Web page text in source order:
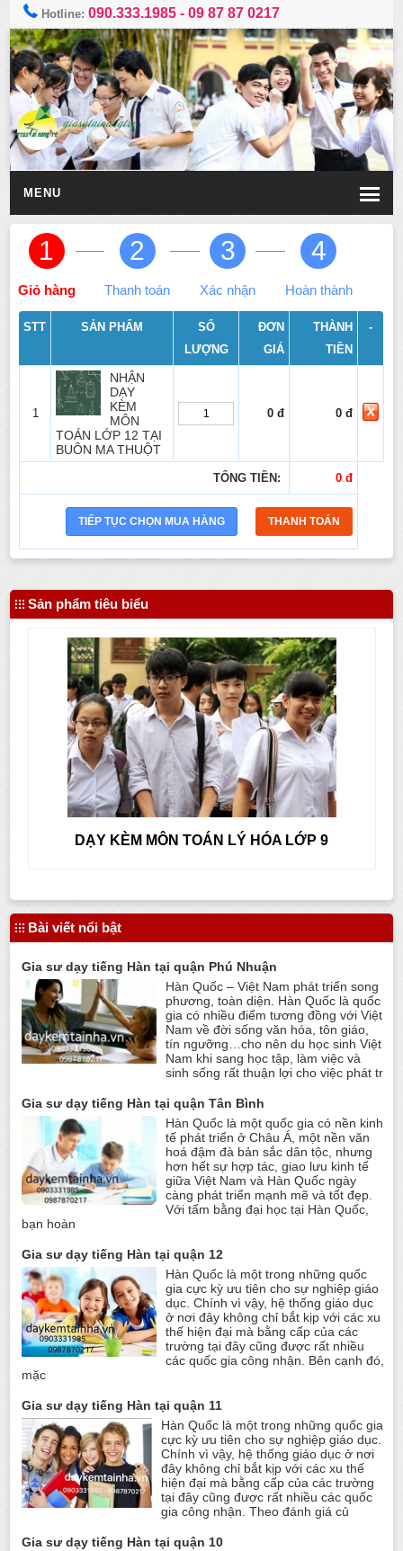
Hotline:090.333.1985 -09 87 87 0217
MENU
1
Giỏ hàng
2
Thanh toán
3
Xác nhận
4
Hoàn thành
STT SẢN PHẨM
SỐ
LƯỢNG
ĐƠN
GIÁ
THÀNH
TIỀN
-
1
NHẬN
DẠY
KÈM
MÔN
TOÁN LỚP 12 TẠI
BUÔN MA THUỘT
0 đ 0 đ
TỔNG TIỀN: 0 đ
Sản phẩm tiêu biểu
DẠY KÈM MÔN TOÁN LÝ HÓA LỚP 9
Bài viết nổi bật
Gia sư dạy tiếng Hàn tại quận Phú Nhuận
Hàn Quốc – Việt Nam phát triển song
phương, toàn diện. Hàn Quốc là quốc
gia có nhiều điểm tương đồng với Việt
Nam về đời sống văn hóa, tôn giáo,
tín ngưỡng…cho nên du học sinh Việt
Nam khi sang học tập, làm việc và
sinh sống rất thuận lợi cho việc phát tr
Gia sư dạy tiếng Hàn tại quận Tân Bình
Hàn Quốc là một quốc gia có nền kinh
tế phát triển ở Châu Á, một nền văn
hoá đậm đà bản sắc dân tộc, nhưng
hơn hết sự hợp tác, giao lưu kinh tế
giữa Việt Nam và Hàn Quốc ngày
càng phát triển mạnh mẽ và tốt đẹp.
Với tấm bằng đại học tại Hàn Quốc,
bạn hoàn
Gia sư dạy tiếng Hàn tại quận 12
Hàn Quốc là một trong những quốc
gia cực kỳ ưu tiên cho sự nghiệp giáo
dục. Chính vì vậy, hệ thống giáo dục
ở nơi đây không chỉ bắt kịp với các xu
thế hiện đại mà bằng cấp của các
trường tại đây cũng được rất nhiều
các quốc gia công nhận. Bên cạnh đó,
mặc
Gia sư dạy tiếng Hàn tại quận 11
Hàn Quốc là một trong những quốc gia
cực kỳ ưu tiên cho sự nghiệp giáo dục.
Chính vì vậy, hệ thống giáo dục ở nơi
đây không chỉ bắt kịp với các xu thế
hiện đại mà bằng cấp của các trường
tại đây cũng được rất nhiều các quốc
gia công nhận. Theo đánh giá củ
Gia sư dạy tiếng Hàn tại quận 10